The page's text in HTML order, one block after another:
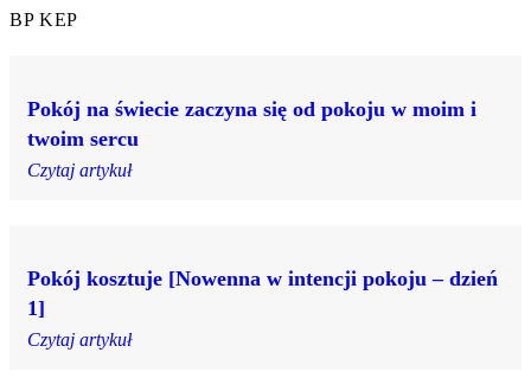
BP KEP
Pokój na świecie zaczyna się od pokoju w moim i
twoim sercu
Czytaj artykuł
Pokój kosztuje [Nowenna w intencji pokoju – dzień
1]
Czytaj artykuł